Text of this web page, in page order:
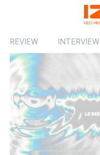
REVIEW INTERVIEW
Review 싱글